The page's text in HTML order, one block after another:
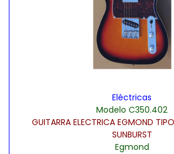
Eléctricas
Modelo C350.402
GUITARRA ELECTRICA EGMOND
SUNBURST
Egmond